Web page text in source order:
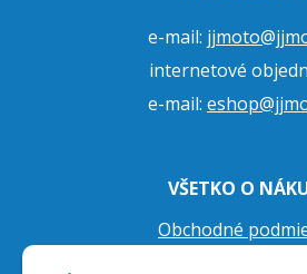
e-mail:
internetové
e-mail:
VŠETKO O
Obchodné